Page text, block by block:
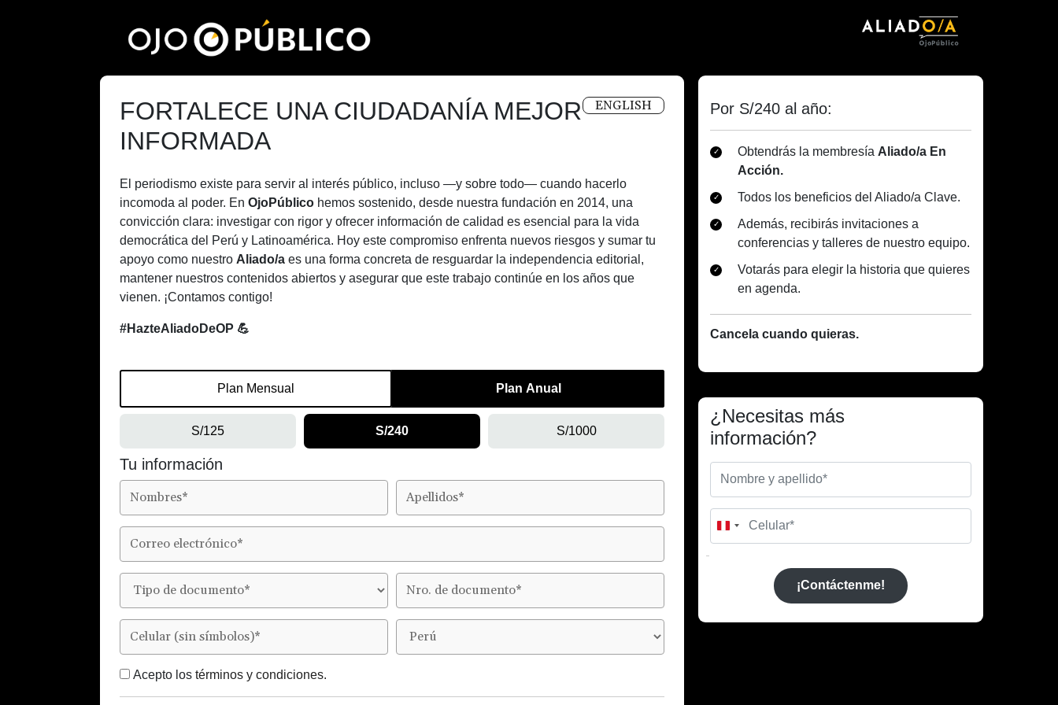
FORTALECE UNA CIUDADANÍA MEJOR
INFORMADA
ENGLISH
El periodismo existe para servir al interés público, incluso —y sobre todo— cuando hacerlo
incomoda al poder. En OjoPúblico hemos sostenido, desde nuestra fundación en 2014, una
convicción clara: investigar con rigor y ofrecer información de calidad es esencial para la vida
democrática del Perú y Latinoamérica. Hoy este compromiso enfrenta nuevos riesgos y sumar tu
apoyo como nuestro Aliado/a es una forma concreta de resguardar la independencia editorial,
mantener nuestros contenidos abiertos y asegurar que este trabajo continúe en los años que
vienen. ¡Contamos contigo!
#HazteAliadoDeOP 💪
Plan Mensual Plan Anual
S/125 S/240 S/1000
Tu información
Acepto los términos y condiciones.
Por S/240 al año:
Obtendrás la membresía Aliado/a En
Acción.
Todos los beneficios del Aliado/a Clave.
Además, recibirás invitaciones a
conferencias y talleres de nuestro equipo.
Votarás para elegir la historia que quieres
en agenda.
Cancela cuando quieras.
¿Necesitas más
información?
Peru
¡Contáctenme!